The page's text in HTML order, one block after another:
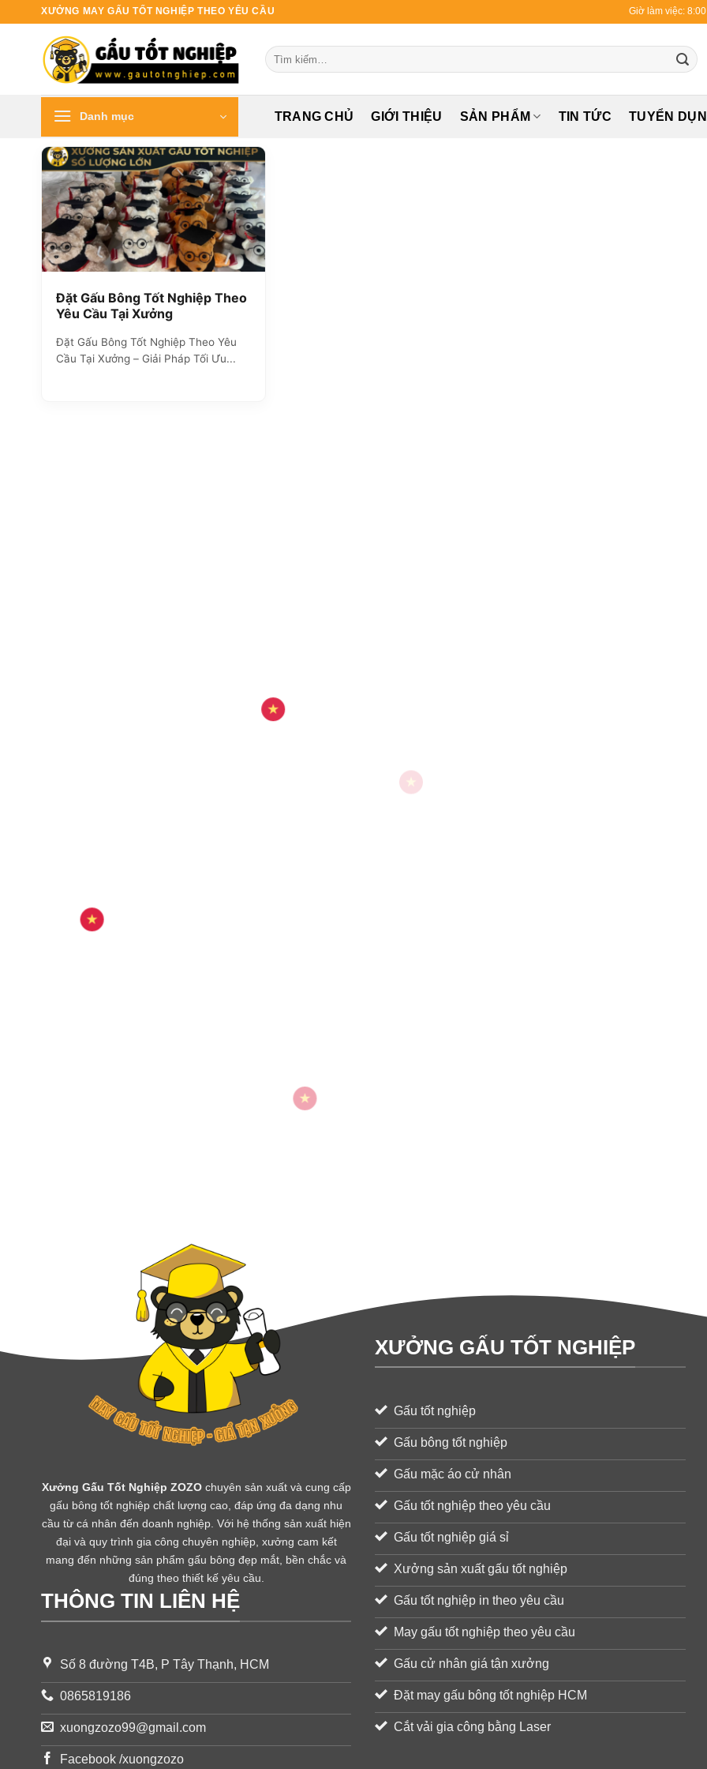
XƯỞNG MAY GẤU TỐT NGHIỆP THEO YÊU CẦU Giờ làm việc:
Tìm
kiếm:
Danh mục TRANG CHỦ GIỚI THIỆU SẢN PHẨM TIN TỨC TUYỂN
Đặt Gấu Bông Tốt Nghiệp Theo
Yêu Cầu Tại Xưởng
Đặt Gấu Bông Tốt Nghiệp Theo Yêu
Cầu Tại Xưởng – Giải Pháp Tối Ưu...
Xưởng Gấu Tốt Nghiệp ZOZOchuyên sản xuất và cung cấp
gấu bông tốt nghiệp chất lượng cao, đáp ứng đa dạng nhu
cầu từ cá nhân đến doanh nghiệp. Với hệ thống sản xuất hiện
đại và quy trình gia công chuyên nghiệp, xưởng cam kết
mang đến những sản phẩm gấu bông đẹp mắt, bền chắc và
đúng theo thiết kế yêu cầu.
THÔNG TIN LIÊN HỆ
Số 8 đường T4B, P Tây Thạnh, HCM
0865819186
xuongzozo99@gmail.com
Facebook /xuongzozo
XƯỞNG GẤU TỐT NGHIỆP
Gấu tốt nghiệp
Gấu bông tốt nghiệp
Gấu mặc áo cử nhân
Gấu tốt nghiệp theo yêu cầu
Gấu tốt nghiệp giá sỉ
Xưởng sản xuất gấu tốt nghiệp
Gấu tốt nghiệp in theo yêu cầu
May gấu tốt nghiệp theo yêu cầu
Gấu cử nhân giá tận xưởng
Đặt may gấu bông tốt nghiệp HCM
Cắt vải gia công bằng Laser